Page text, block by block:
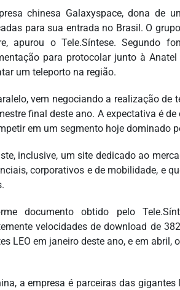
chinesa Galaxyspace, dona de
para sua entrada no Brasil. O
apurou o Tele.Síntese. Segundo
para protocolar junto à
um teleporto na região.
vem negociando a realização
final deste ano. A expectativa é
em um segmento hoje dominado
inclusive, um site dedicado ao
corporativos e de mobilidade, e
documento obtido pelo
velocidades de download de
LEO em janeiro deste ano, e em abril,
a empresa é parceiras das